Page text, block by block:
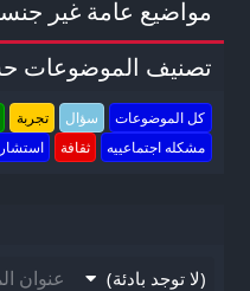
مواضيع عامة غير
تصنيف الموضوعات
كل الموضوعات سؤال تجربة
مشكله اجتماعييه
ثقافة
(لا توجد بادئة)